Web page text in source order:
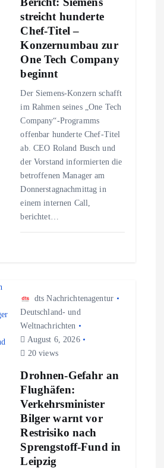
streicht hunderte
Chef-Titel –
Konzernumbau zur
One Tech Company
beginnt
Der Siemens-Konzern schafft
im Rahmen seines „One Tech
Company“-Programms
offenbar hunderte Chef-Titel
ab. CEO Roland Busch und
der Vorstand informierten die
betroffenen Manager am
Donnerstagnachmittag in
einem internen Call,
berichtet…
dts Nachrichtenagentur
Deutschland- und
Weltnachrichten
August 6, 2026
20 views
Drohnen-Gefahr an
Flughäfen:
Verkehrsminister
Bilger warnt vor
Restrisiko nach
Sprengstoff-Fund in
Leipzig